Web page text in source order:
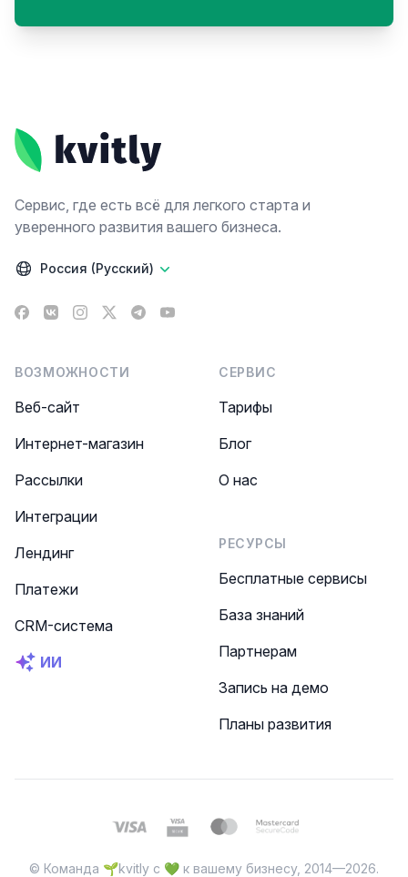
Сервис, где есть всё для легкого старта и
уверенного развития вашего бизнеса.
Россия (Русский)
Facebook
VK Instagram
X TelegramYouTube
ВОЗМОЖНОСТИ
Веб-сайт
Интернет-магазин
Рассылки
Интеграции
Лендинг
Платежи
CRM-система
ИИ
СЕРВИС
Тарифы
Блог
О нас
РЕСУРСЫ
Бесплатные сервисы
База знаний
Партнерам
Запись на демо
Планы развития
© Команда 🌱kvitly с 💚 к вашему бизнесу, 2014—2026.